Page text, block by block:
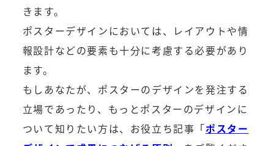
きます。
ポスターデザインにおいては、レイアウトや情
報設計などの要素も十分に考慮する必要があり
ます。
もしあなたが、ポスターのデザインを発注する
立場であったり、もっとポスターのデザインに
ついて知りたい方は、お役立ち記事「ポスター